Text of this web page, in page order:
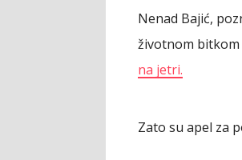
Nenad Bajić,
životnom bitkom
na jetri.
Zato su apel za